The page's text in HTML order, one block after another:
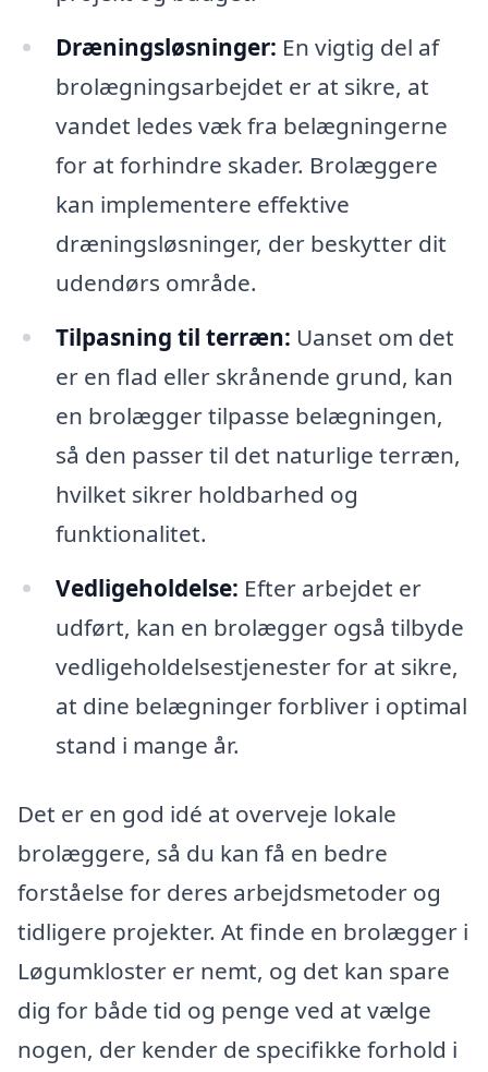
Dræningsløsninger: En vigtig del af
brolægningsarbejdet er at sikre, at
vandet ledes væk fra belægningerne
for at forhindre skader. Brolæggere
kan implementere effektive
dræningsløsninger, der beskytter dit
udendørs område.
Tilpasning til terræn: Uanset om det
er en flad eller skrånende grund, kan
en brolægger tilpasse belægningen,
så den passer til det naturlige terræn,
hvilket sikrer holdbarhed og
funktionalitet.
Vedligeholdelse: Efter arbejdet er
udført, kan en brolægger også tilbyde
vedligeholdelsestjenester for at sikre,
at dine belægninger forbliver i optimal
stand i mange år.
Det er en god idé at overveje lokale
brolæggere, så du kan få en bedre
forståelse for deres arbejdsmetoder og
tidligere projekter. At finde en brolægger i
Løgumkloster er nemt, og det kan spare
dig for både tid og penge ved at vælge
nogen, der kender de specifikke forhold i